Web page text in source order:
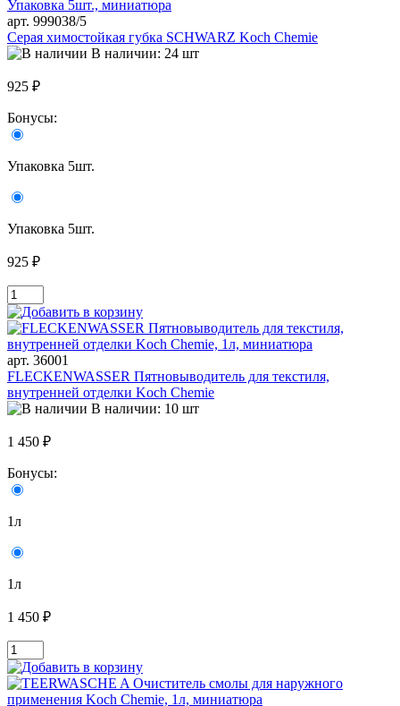
арт. 999038/5
Серая химостойкая губка SCHWARZ Koch Chemie
В наличии: 24 шт
925 ₽
Бонусы:
Упаковка 5шт.
Упаковка 5шт.
925 ₽
арт. 36001
FLECKENWASSER Пятновыводитель для текстиля,
внутренней отделки Koch Chemie
В наличии: 10 шт
1 450 ₽
Бонусы:
1л
1л
1 450 ₽